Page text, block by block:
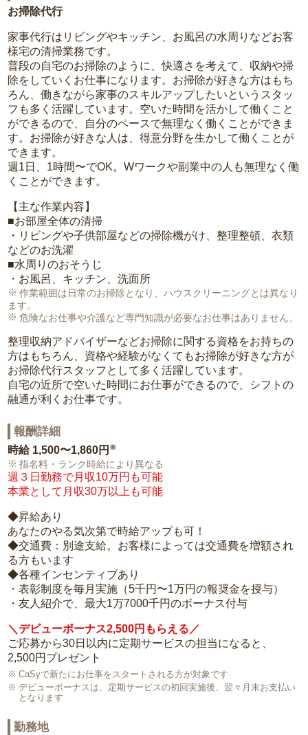
お掃除代行
家事代行はリビングやキッチン、お風呂の水周りなどお客
様宅の清掃業務です。
普段の自宅のお掃除のように、快適さを考えて、収納や掃
除をしていくお仕事になります。お掃除が好きな方はもち
ろん、働きながら家事のスキルアップしたいというスタッ
フも多く活躍しています。空いた時間を活かして働くこと
ができるので、自分のペースで無理なく働くことができま
す。お掃除が好きな人は、得意分野を生かして働くことが
できます。
週1日、1時間〜でOK。Wワークや副業中の人も無理なく働
くことができます。
【主な作業内容】
■お部屋全体の清掃
・リビングや子供部屋などの掃除機がけ、整理整頓、衣類
などのお洗濯
■水周りのおそうじ
・お風呂、キッチン、洗面所
作業範囲は日常のお掃除となり、ハウスクリーニングとは異なり
ます。
危険なお仕事や介護など専門知識が必要なお仕事はありません。
整理収納アドバイザーなどお掃除に関する資格をお持ちの
方はもちろん、資格や経験がなくてもお掃除が好きな方が
お掃除代行スタッフとして多く活躍しています。
自宅の近所で空いた時間にお仕事ができるので、シフトの
融通が利くお仕事です。
報酬詳細
時給 1,500〜1,860円 ※
指名料・ランク時給により異なる
週３日勤務で月収10万円も可能
本業として月収30万以上も可能
◆昇給あり
あなたのやる気次第で時給アップも可！
◆交通費：別途支給。お客様によっては交通費を増額され
る方もいます
◆各種インセンティブあり
・表彰制度を毎月実施（5千円〜1万円の報奨金を授与）
・友人紹介で、最大1万7000千円のボーナス付与
＼デビューボーナス2,500円もらえる／
ご応募から30日以内に定期サービスの担当になると、
2,500円プレゼント
CaSyで新たにお仕事をスタートされる方が対象です
デビューボーナスは、定期サービスの初回実施後、翌々月末お支払い
となります
勤務地